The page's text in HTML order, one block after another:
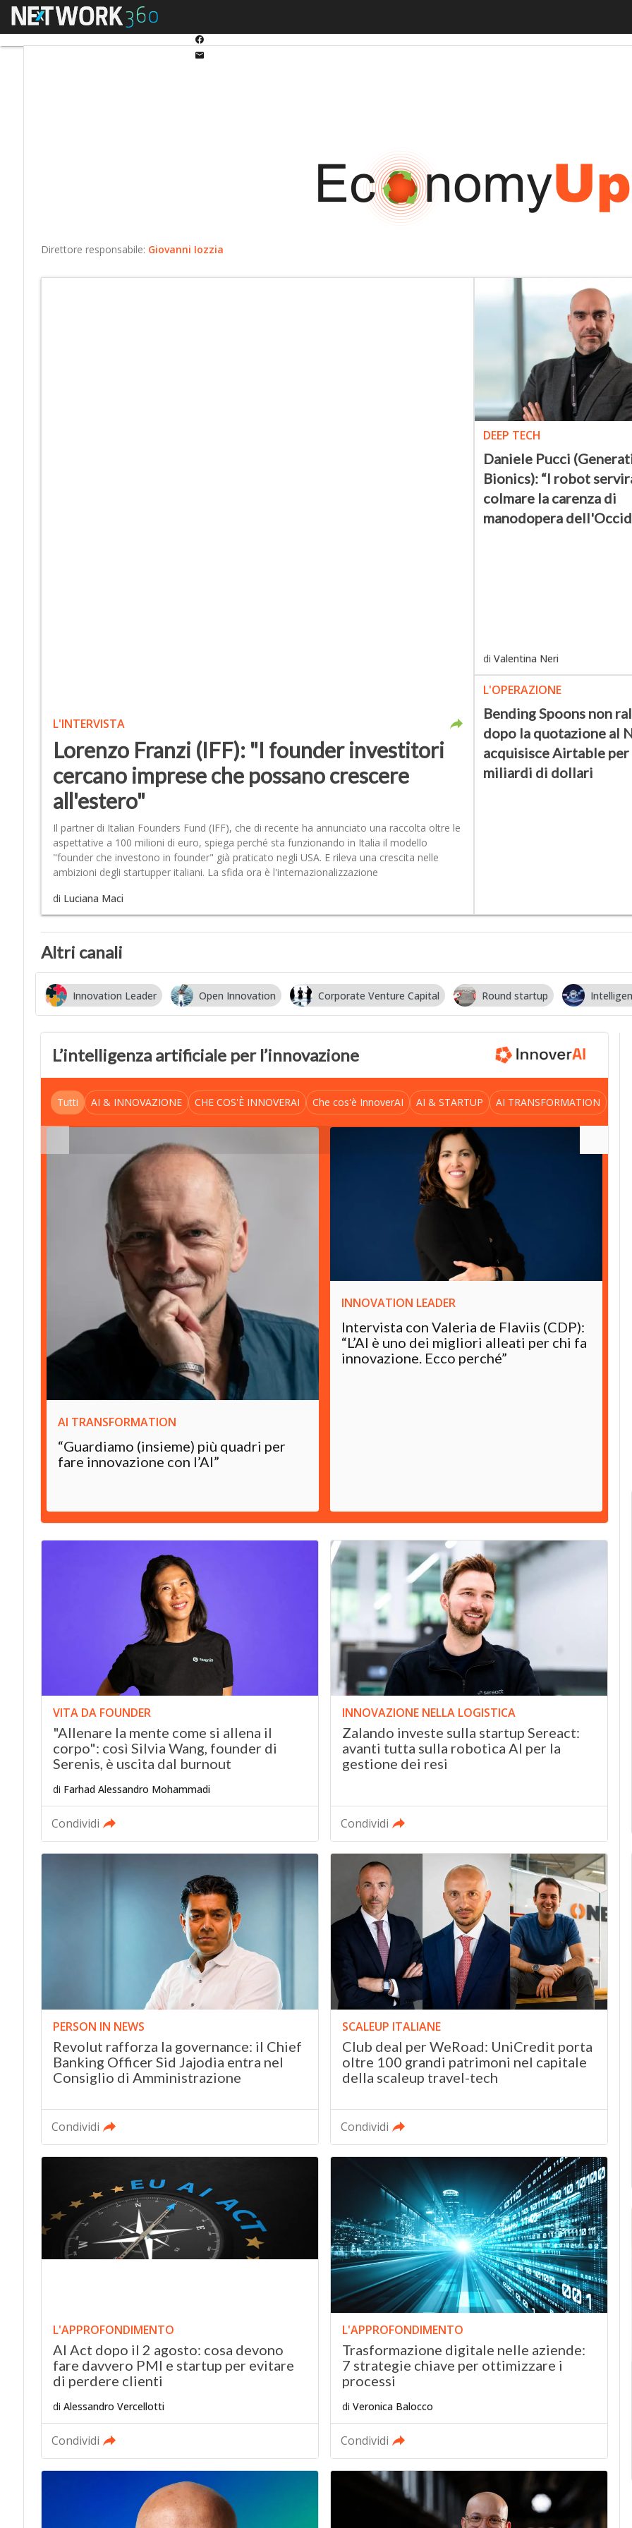
Menu
Facebook
Direttore responsabile: Giovanni Iozzia
L'INTERVISTA
Lorenzo Franzi (IFF): "I founder investitori
cercano imprese che possano crescere
all'estero"
Il partner di Italian Founders Fund (IFF), che di recente ha annunciato una raccolta oltre le
aspettative a 100 milioni di euro, spiega perché sta funzionando in Italia il modello
"founder che investono in founder" già praticato negli USA. E rileva una crescita nelle
ambizioni degli startupper italiani. La sfida ora è l'internazionalizzazione
di Luciana Maci
DEEP TECH
Daniele Pucci
Bionics): “I robot
colmare la carenza di
manodopera
di Valentina Neri
L'OPERAZIONE
Bending Spoons non
dopo la quotazione al
acquisisce Airtable per
miliardi di dollari
Altri canali
Innovation Leader Open Innovation Corporate Venture Capital Round startup
L’intelligenza artificiale per l’innovazione
Tutti AI & INNOVAZIONE CHE COS'È INNOVERAI Che cos'è InnoverAI AI & STARTUP AI TRANSFORMATION
AI TRANSFORMATION
“Guardiamo (insieme) più quadri per
fare innovazione con l’AI”
INNOVATION LEADER
Intervista con Valeria de Flaviis (CDP):
“L’AI è uno dei migliori alleati per chi fa
innovazione. Ecco perché”
VITA DA FOUNDER
"Allenare la mente come si allena il
corpo": così Silvia Wang, founder di
Serenis, è uscita dal burnout
di Farhad Alessandro Mohammadi
Condividi
INNOVAZIONE NELLA LOGISTICA
Zalando investe sulla startup Sereact:
avanti tutta sulla robotica AI per la
gestione dei resi
Condividi
PERSON IN NEWS
Revolut rafforza la governance: il Chief
Banking Officer Sid Jajodia entra nel
Consiglio di Amministrazione
Condividi
SCALEUP ITALIANE
Club deal per WeRoad: UniCredit porta
oltre 100 grandi patrimoni nel capitale
della scaleup travel-tech
Condividi
L'APPROFONDIMENTO
AI Act dopo il 2 agosto: cosa devono
fare davvero PMI e startup per evitare
di perdere clienti
di Alessandro Vercellotti
Condividi
L'APPROFONDIMENTO
Trasformazione digitale nelle aziende:
7 strategie chiave per ottimizzare i
processi
di Veronica Balocco
Condividi